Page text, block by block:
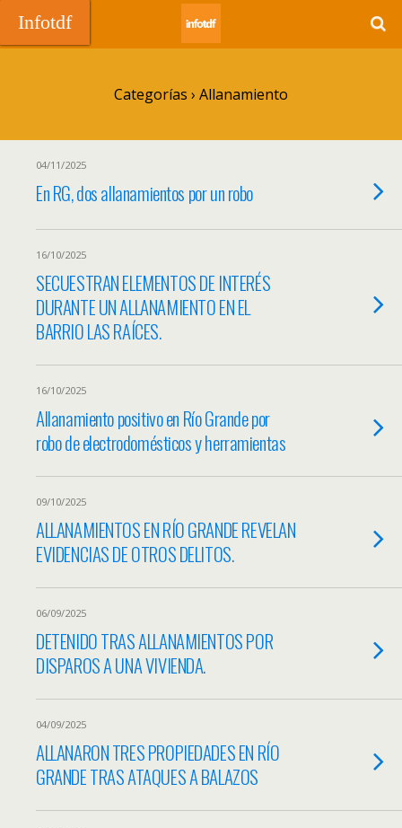
Categorías › Allanamiento
04/11/2025
En RG, dos allanamientos por un robo
16/10/2025
SECUESTRAN ELEMENTOS DE INTERÉS
DURANTE UN ALLANAMIENTO EN EL
BARRIO LAS RAÍCES.
16/10/2025
Allanamiento positivo en Río Grande por
robo de electrodomésticos y herramientas
09/10/2025
ALLANAMIENTOS EN RÍO GRANDE REVELAN
EVIDENCIAS DE OTROS DELITOS.
06/09/2025
DETENIDO TRAS ALLANAMIENTOS POR
DISPAROS A UNA VIVIENDA.
04/09/2025
ALLANARON TRES PROPIEDADES EN RÍO
GRANDE TRAS ATAQUES A BALAZOS
Infotdf